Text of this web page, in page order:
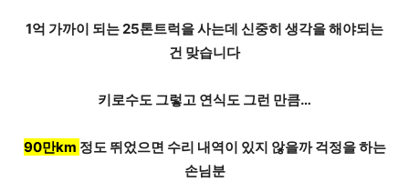
1억 가까이 되는 25톤트럭을 사는데 신중히 생각을 해야되는
건 맞습니다
키로수도 그렇고 연식도 그런 만큼…
90만km 정도 뛰었으면 수리 내역이 있지 않을까 걱정을 하는
손님분